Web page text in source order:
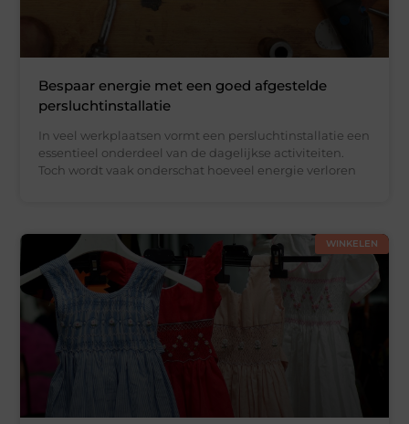
Bespaar energie met een goed afgestelde
persluchtinstallatie
In veel werkplaatsen vormt een persluchtinstallatie een
essentieel onderdeel van de dagelijkse activiteiten.
Toch wordt vaak onderschat hoeveel energie verloren
WINKELEN